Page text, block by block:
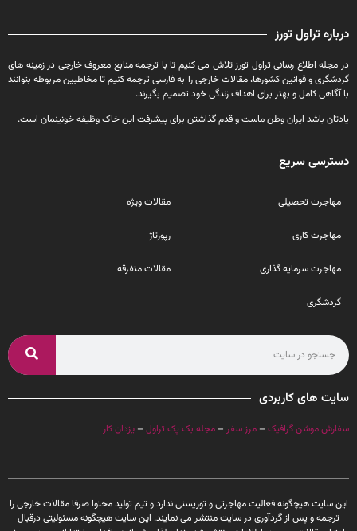
درباره تراول تورز
در مجله اطلاع رسانی تراول تورز تلاش می کنیم تا با ترجمه منابع معروف خارجی در زمینه های
گردشگری و قوانین کشورها، مقالات خارجی را به فارسی ترجمه کنیم تا مخاطبین مربوطه بتوانند
با آگاهی کامل و بهتر برای اهداف زندگی خود تصمیم بگیرند.
یادتان باشد ایران وطن ماست و قدم گذاشتن برای پیشرفت این خاک وظیفه خونینمان است.
دسترسی سریع
مهاجرت تحصیلی
مهاجرت کاری
مهاجرت سرمایه گذاری
گردشگری
مقالات ویژه
رپورتاژ
مقالات متفرقه
سایت های کاربردی
سفارش موشن گرافیک – مرز سفر – مجله بک پک تراول – یزدان کار
این سایت هیچگونه فعالیت مهاجرتی و توریستی ندارد و تیم تولید محتوا صرفا مقالات خارجی را
ترجمه و پس از گردآوری در سایت منتشر می نمایند. این سایت هیچگونه مسئولیتی درقبال